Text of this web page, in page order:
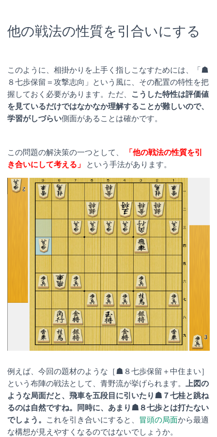
他の戦法の性質を引合いにする
このように、相掛かりを上手く指しこなすためには、「☗
８七歩保留＝攻撃志向」という風に、その配置の特性を把
握しておく必要があります。ただ、
こうした特性は評価値
を見ているだけではなかなか理解することが難しいので、
学習がしづらい側面があることは確かです。
この問題の解決策の一つとして、
「他の戦法の性質を引
き合いにして考える」
という手法があります。
例えば、今回の題材のような［☗８七歩保留＋中住まい］
という布陣の戦法として、青野流が挙げられます。 上図の
ような局面だと、飛車を五段目に引いたり☗７七桂と跳ね
るのは自然ですね。同時に、あまり☗８七歩とは打たない
でしょう。
これを引き合いにすると、 冒頭の局面から最適
な構想が見えやすくなるのではないでしょうか。